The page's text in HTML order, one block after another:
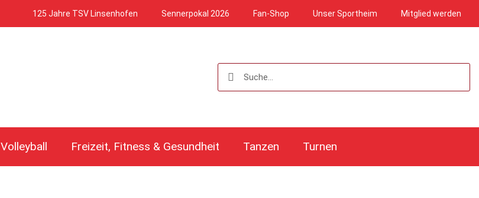
125 Jahre TSV Linsenhofen Sennerpokal 2026 Fan-Shop Unser Sportheim Mitglied werden
Volleyball Freizeit, Fitness & Gesundheit Tanzen Turnen